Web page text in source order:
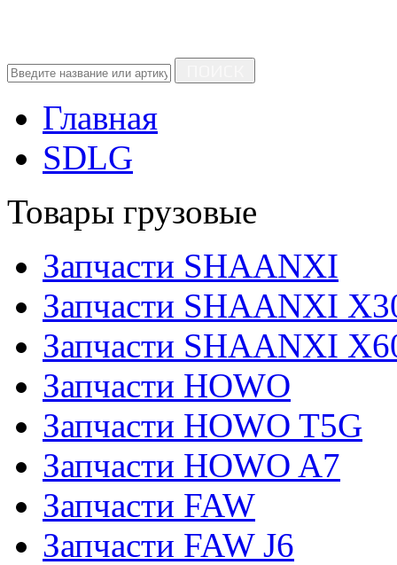
Главная
SDLG
Товары грузовые
Запчасти SHAANXI
Запчасти SHAANXI
Запчасти SHAANXI
Запчасти HOWO
Запчасти HOWO T5G
Запчасти HOWO A7
Запчасти FAW
Запчасти FAW J6